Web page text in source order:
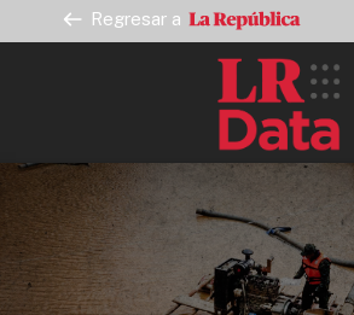
Regresar a